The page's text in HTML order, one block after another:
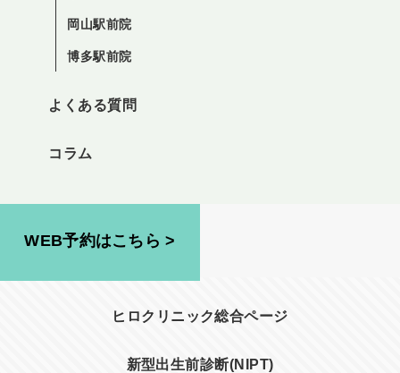
岡山駅前院
博多駅前院
よくある質問
コラム
WEB予約はこちら >
ヒロクリニック総合ページ
新型出生前診断(NIPT)